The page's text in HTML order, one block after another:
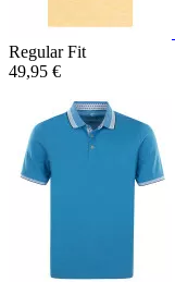
Regular Fit
49,95 €